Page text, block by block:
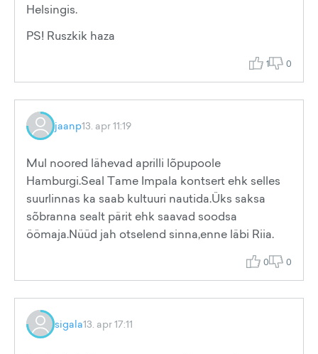
Helsingis.
PS! Ruszkik haza
1 0
jaanp13. apr 11:19
Mul noored lähevad aprilli lõpupoole
Hamburgi.Seal Tame Impala kontsert ehk selles
suurlinnas ka saab kultuuri nautida.Üks saksa
sõbranna sealt pärit ehk saavad soodsa
öömaja.Nüüd jah otselend sinna,enne läbi Riia.
0 0
sigala13. apr 17:11